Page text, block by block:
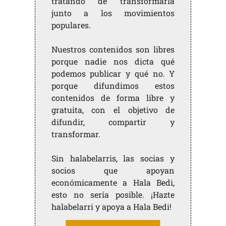
junto a los movimientos
populares.
Nuestros contenidos son libres
porque nadie nos dicta qué
podemos publicar y qué no. Y
porque difundimos estos
contenidos de forma libre y
gratuita, con el objetivo de
difundir, compartir y
transformar.
Sin halabelarris, las socias y
socios que apoyan
económicamente a Hala Bedi,
esto no sería posible. ¡Hazte
halabelarri y apoya a Hala Bedi!